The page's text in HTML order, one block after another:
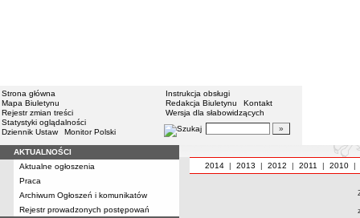
Strona główna
Mapa Biuletynu
Rejestr zmian treści
Statystyki oglądalności
Dziennik Ustaw
Monitor Polski
Instrukcja obsługi
Redakcja Biuletynu
Kontakt
Wersja dla słabowidzących
AKTUALNOŚCI
Aktualne ogłoszenia
Praca
Archiwum Ogłoszeń i komunikatów
Rejestr prowadzonych postępowań
2014| 2013 | 2012 | 2011 | 2010|